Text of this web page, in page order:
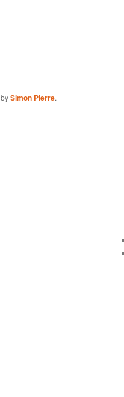
bySimon Pierre.